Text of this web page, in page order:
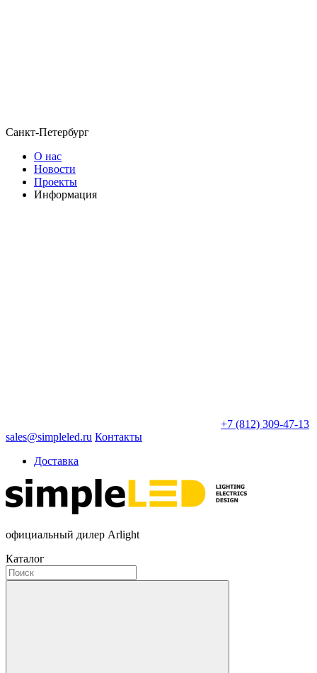
Санкт-Петербург
О нас
Новости
Проекты
Информация
+7 (812) 309-47-13
sales@simpleled.ru Контакты
Доставка
официальный дилер Arlight
Каталог